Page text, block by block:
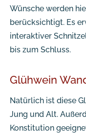
Wünsche werden
berücksichtigt. Es
interaktiver
bis zum Schluss.
Glühwein
Natürlich ist diese
Jung und Alt.
Konstitution